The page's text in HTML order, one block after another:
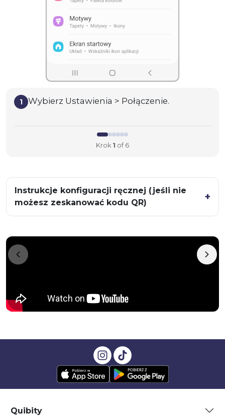
1 Wybierz Ustawienia > Połączenie.
Krok 1 of 6
Instrukcje konfiguracji ręcznej (jeśli nie
możesz zeskanować kodu QR)
Quibity